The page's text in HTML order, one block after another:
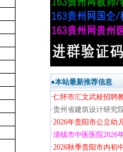
●本站最新推荐信息
·仁怀市汇文武校招聘
·贵州省建筑设计研究
·2026年贵阳市公立幼
·清镇市中医医院2026
·2026秋季贵阳市内初